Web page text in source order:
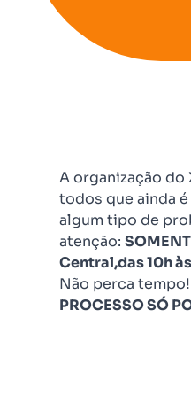
A organização do
todos que ainda
algum tipo de
atenção:
Central,das 10h
Não perca
PROCESSO SÓ